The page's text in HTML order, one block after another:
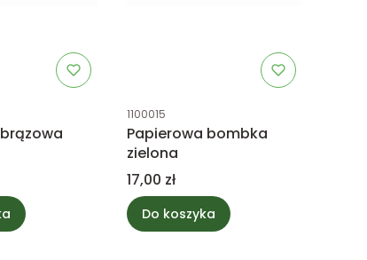
Kod produktu
1100015
Papierowa bombka
zielona
Cena
17,00 zł
Do koszyka